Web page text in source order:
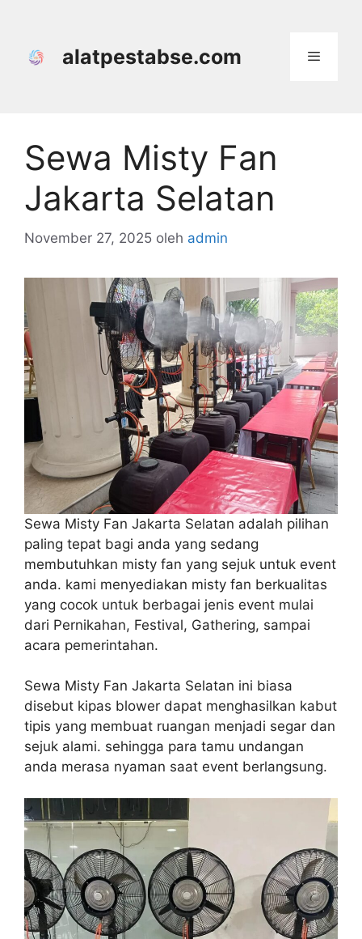
alatpestabse.com
Sewa Misty Fan
Jakarta Selatan
November 27, 2025 oleh admin
Sewa Misty Fan Jakarta Selatan adalah pilihan
paling tepat bagi anda yang sedang
membutuhkan misty fan yang sejuk untuk event
anda. kami menyediakan misty fan berkualitas
yang cocok untuk berbagai jenis event mulai
dari Pernikahan, Festival, Gathering, sampai
acara pemerintahan.
Sewa Misty Fan Jakarta Selatan ini biasa
disebut kipas blower dapat menghasilkan kabut
tipis yang membuat ruangan menjadi segar dan
sejuk alami. sehingga para tamu undangan
anda merasa nyaman saat event berlangsung.